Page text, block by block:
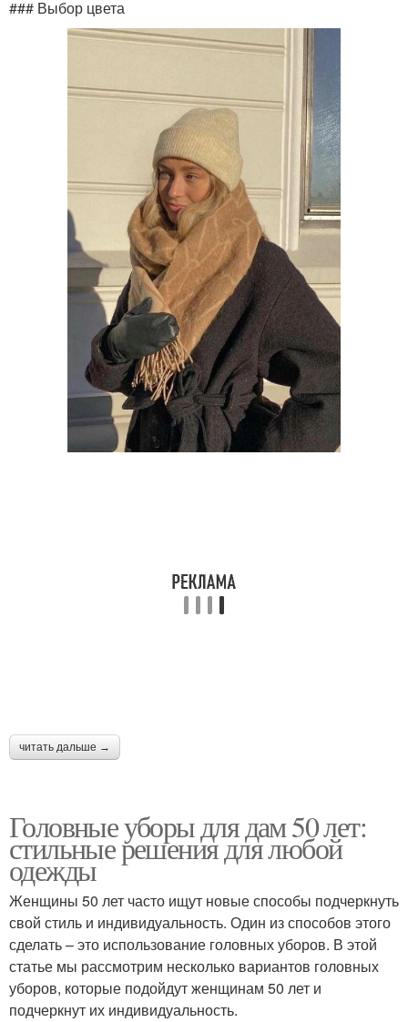
### Выбор цвета
читать дальше →
Головные уборы для дам 50 лет:
стильные решения для любой
одежды
Женщины 50 лет часто ищут новые способы подчеркнуть
свой стиль и индивидуальность. Один из способов этого
сделать – это использование головных уборов. В этой
статье мы рассмотрим несколько вариантов головных
уборов, которые подойдут женщинам 50 лет и
подчеркнут их индивидуальность.